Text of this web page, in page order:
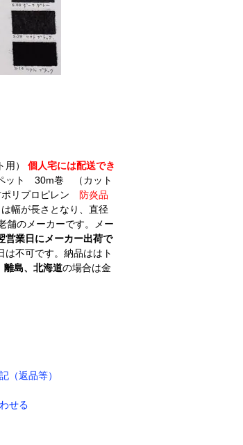
用） 個人宅には配送でき
ット 30m巻 （カット
ポリプロピレン 防炎品
幅が長さとなり、直径
のメーカーです。メー
営業日にメーカー出荷で
は不可です。納品ははト
離島、北海道の場合は金
（返品等）
せる